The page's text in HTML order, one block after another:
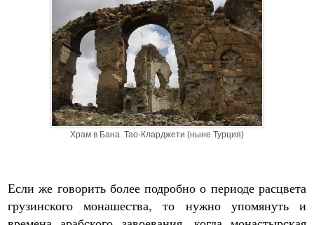
Храм в Бана. Тао-Кларджети (ныне Турция)
Если же говорить более подробно о периоде расцвета
грузинского монашества, то нужно упомянуть и